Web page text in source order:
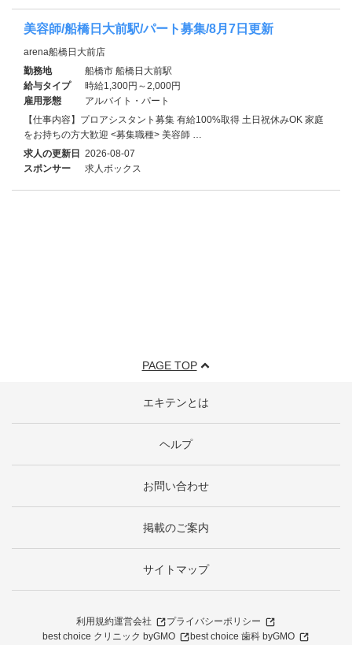
美容師/船橋日大前駅/パート募集/8月7日更新
arena船橋日大前店
勤務地
船橋市 船橋日大前駅
給与タイプ
時給1,300円～2,000円
雇用形態
アルバイト・パート
【仕事内容】プロアシスタント募集 有給100%取得 土日祝休みOK 家庭
をお持ちの方大歓迎 <募集職種> 美容師 …
求人の更新日 2026-08-07
スポンサー
求人ボックス
PAGE TOP
エキテンとは
ヘルプ
お問い合わせ
掲載のご案内
サイトマップ
利用規約運営会社
プライバシーポリシー
best choice クリニック byGMO
best choice 歯科 byGMO